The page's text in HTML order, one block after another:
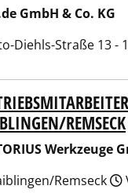
GmbH & Co. KG
Diehls-Straße 13 -
GmbH & Co. KG
REMSECK
Werkzeuge
Remseck